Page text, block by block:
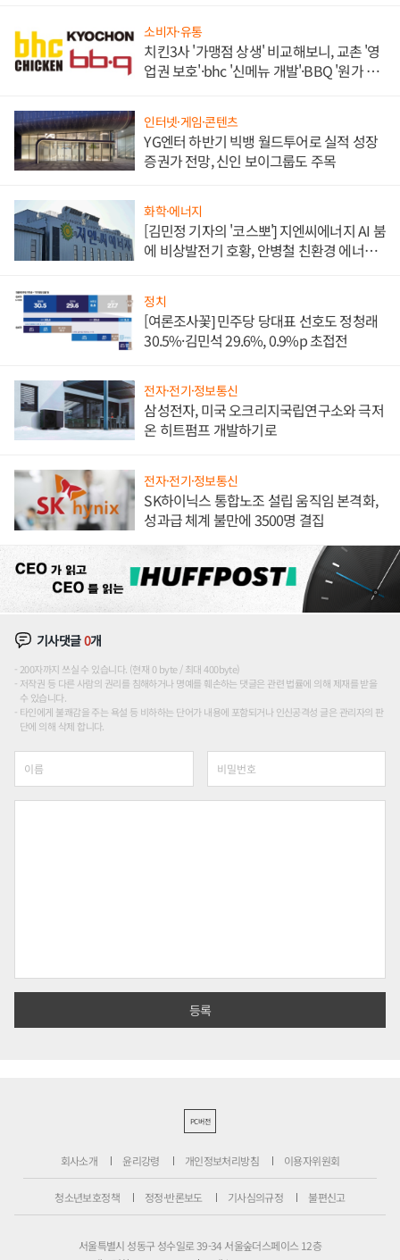
소비자·유통
치킨3사 '가맹점 상생' 비교해보니, 교촌 '영
업권 보호'·bhc '신메뉴 개발'·BBQ '원가 부
인터넷·게임·콘텐츠
YG엔터 하반기 빅뱅 월드투어로 실적 성장
증권가 전망, 신인 보이그룹도 주목
화학·에너지
[김민정 기자의 '코스뽀'] 지엔씨에너지 AI 붐
에 비상발전기 호황, 안병철 친환경 에너지
정치
[여론조사꽃] 민주당 당대표 선호도 정청래
30.5%·김민석 29.6%, 0.9%p 초접전
전자·전기·정보통신
삼성전자, 미국 오크리지국립연구소와 극저
온 히트펌프 개발하기로
전자·전기·정보통신
SK하이닉스 통합노조 설립 움직임 본격화,
성과급 체계 불만에 3500명 결집
기사댓글0개
200자까지 쓰실 수 있습니다. (현재 0 byte / 최대 400byte)
저작권 등 다른 사람의 권리를 침해하거나 명예를 훼손하는 댓글은 관련 법률에 의해 제재를 받을
수 있습니다.
타인에게 불쾌감을 주는 욕설 등 비하하는 단어가 내용에 포함되거나 인신공격성 글은 관리자의 판
단에 의해 삭제 합니다.
PC버전
회사소개 윤리강령 개인정보처리방침 이용자위원회
청소년보호정책 정정·반론보도 기사심의규정 불편신고
서울특별시 성동구 성수일로 39-34 서울숲더스페이스 12층